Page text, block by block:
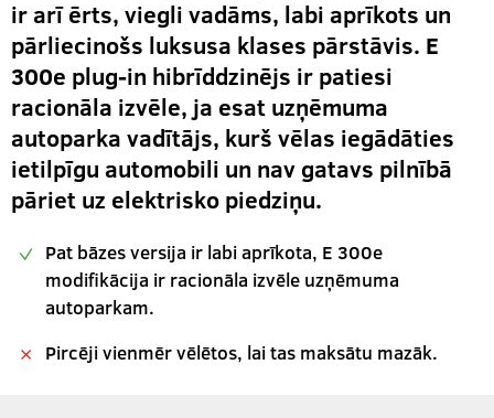
ir arī ērts, viegli vadāms, labi aprīkots un
pārliecinošs luksusa klases pārstāvis. E
300e plug-in hibrīddzinējs ir patiesi
racionāla izvēle, ja esat uzņēmuma
autoparka vadītājs, kurš vēlas iegādāties
ietilpīgu automobili un nav gatavs pilnībā
pāriet uz elektrisko piedziņu.
Pat bāzes versija ir labi aprīkota, E 300e
modifikācija ir racionāla izvēle uzņēmuma
autoparkam.
Pircēji vienmēr vēlētos, lai tas maksātu mazāk.